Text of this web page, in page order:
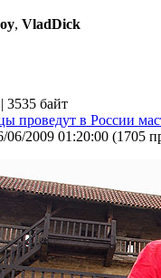
, VladDick
| 3535 байт
проведут в России
06/2009 01:20:00 (1705